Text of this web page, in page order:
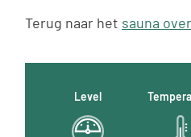
Terug naar het sauna
Level